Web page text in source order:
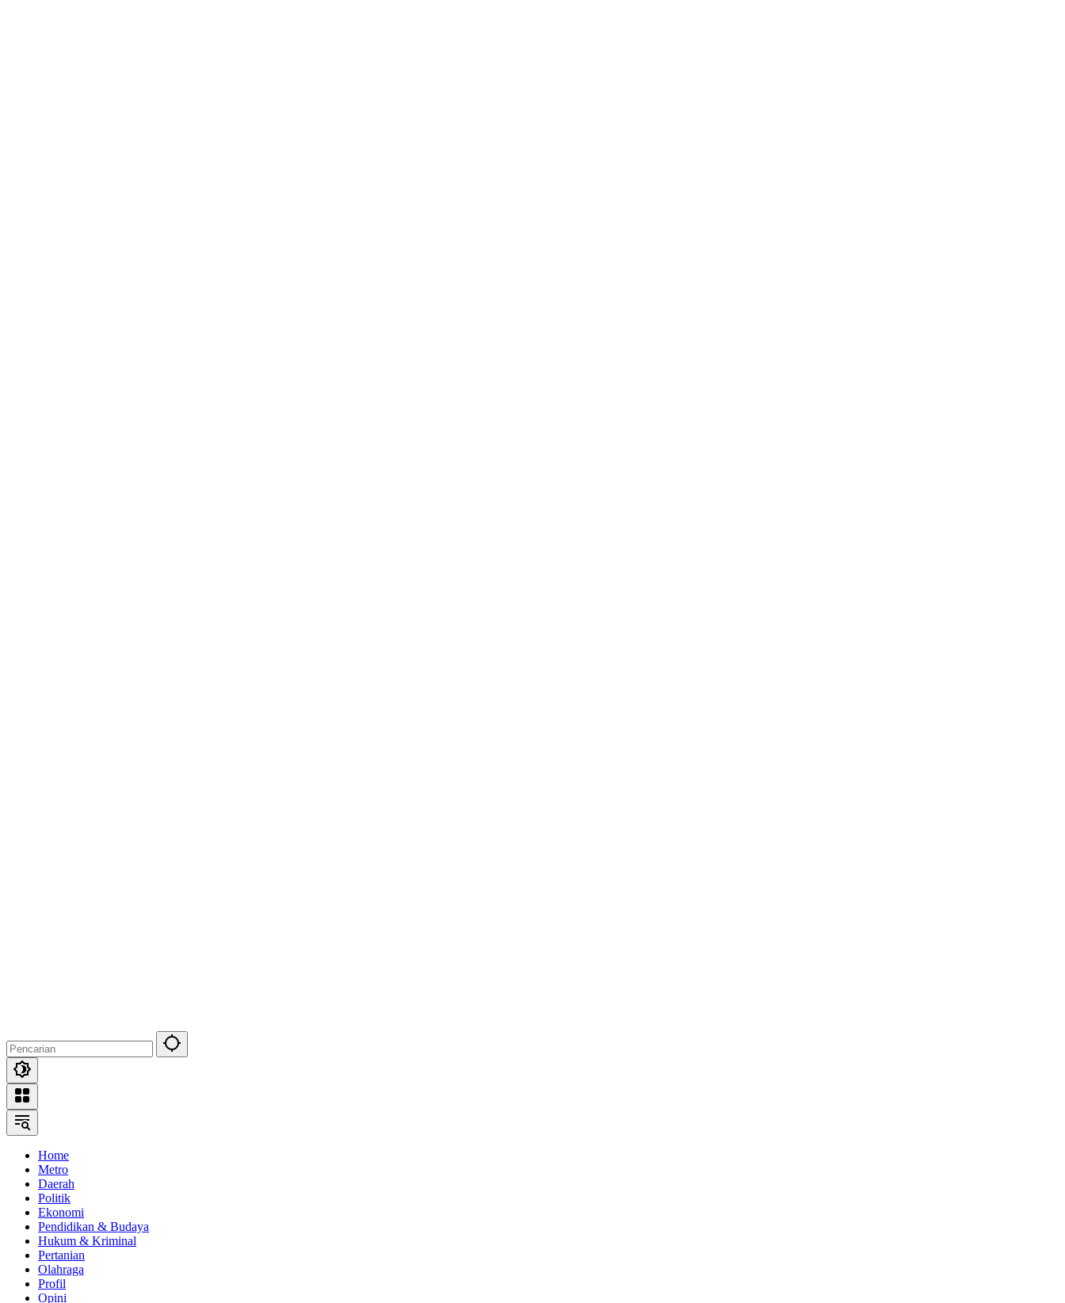
Home
Metro
Daerah
Politik
Ekonomi
Pendidikan & Budaya
Hukum & Kriminal
Pertanian
Olahraga
Profil
Opini